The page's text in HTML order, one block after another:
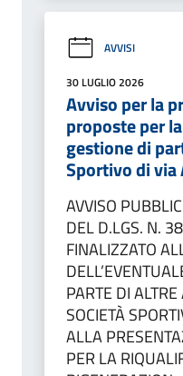
AVVISI
30 LUGLIO 2026
Avviso per la
proposte per
gestione di
Sportivo di via
AVVISO
DEL D.LGS. N.
FINALIZZATO
PARTE DI
SOCIETÀ
ALLA
PER LA